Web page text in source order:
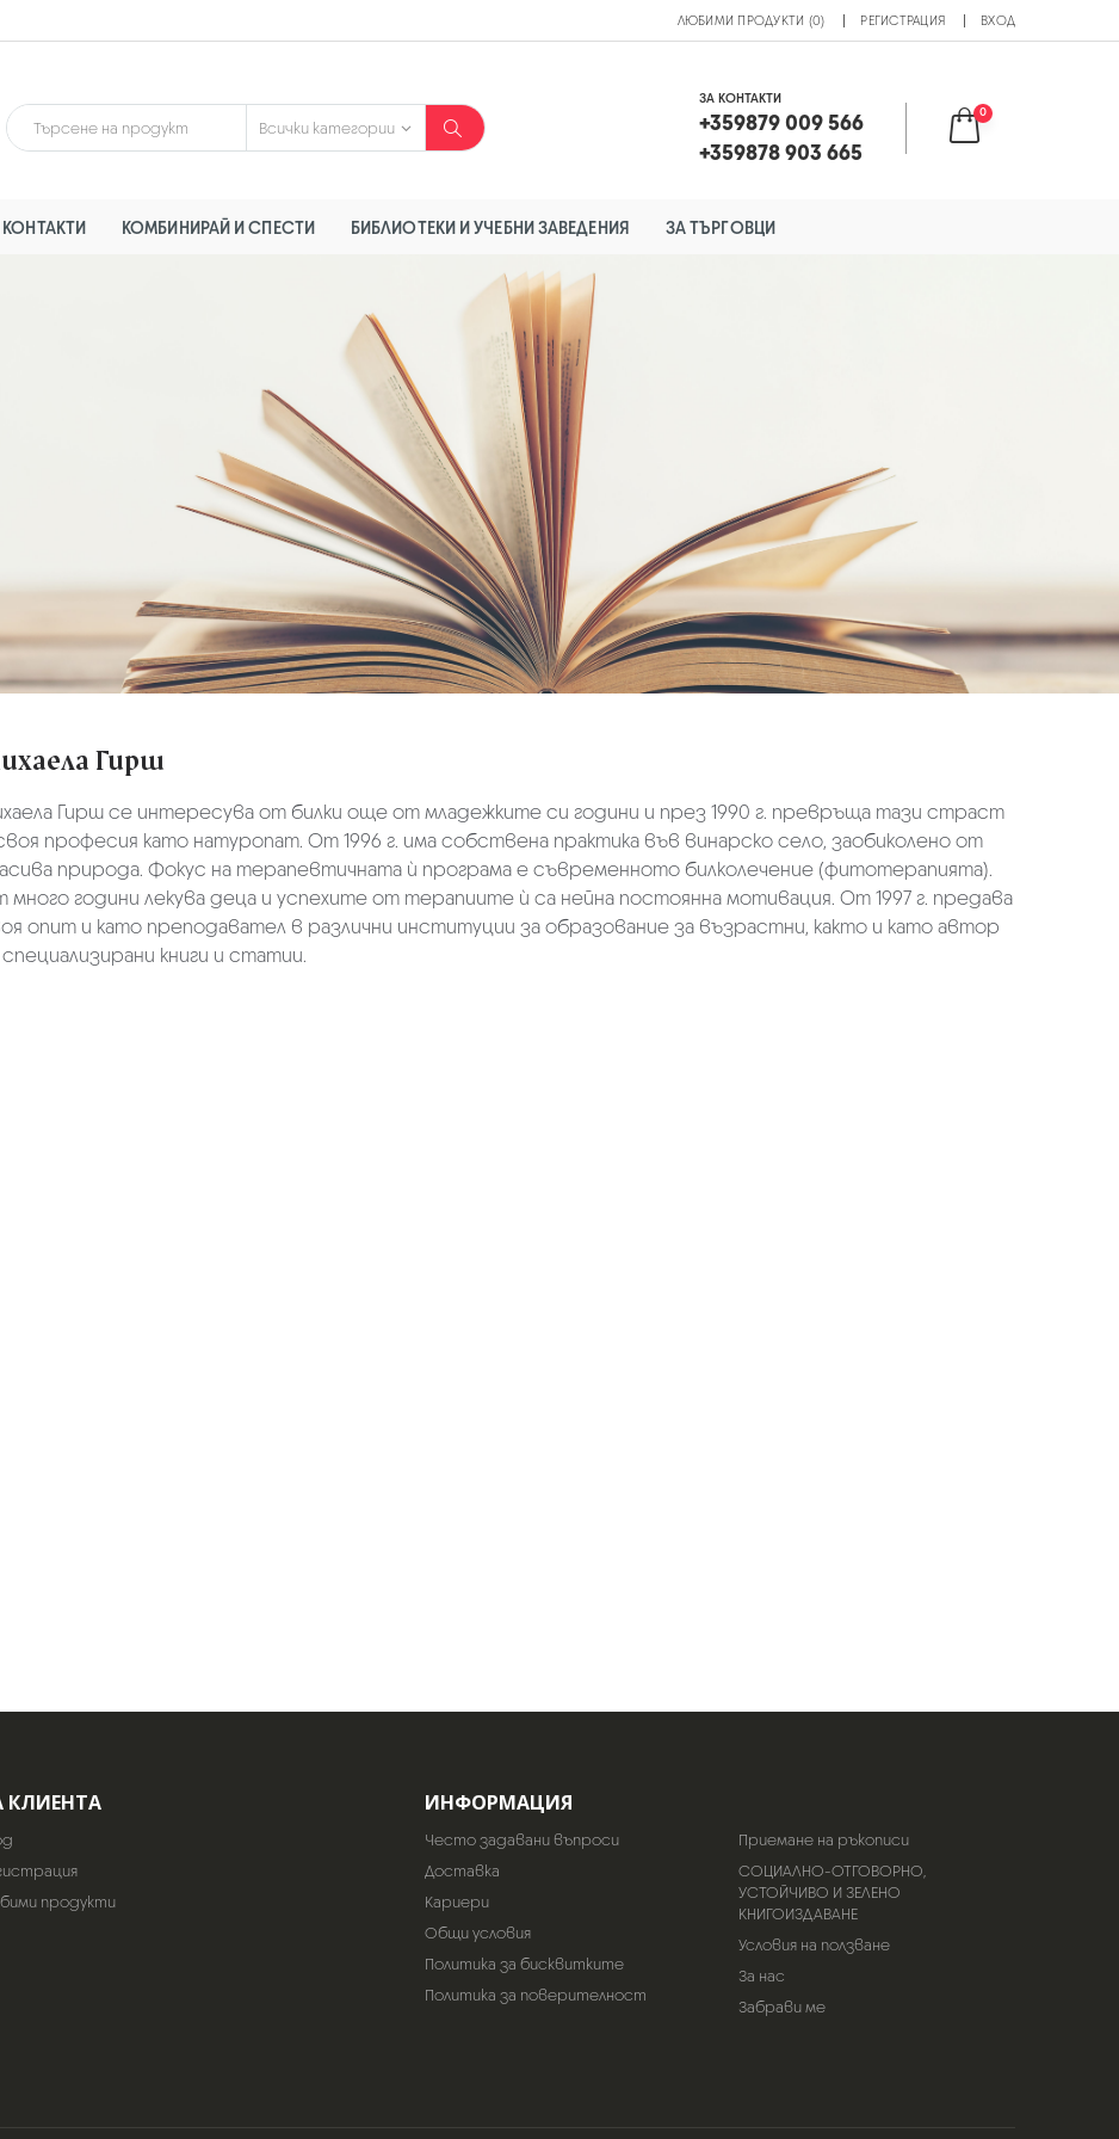
ЛЮБИМИ ПРОДУКТИ (0) РЕГИСТРАЦИЯ ВХОД
ЗА КОНТАКТИ
+359879 009 566
+359878 903 665
0
КОНТАКТИ КОМБИНИРАЙ И СПЕСТИ БИБЛИОТЕКИ И УЧЕБНИ ЗАВЕДЕНИЯ ЗА ТЪРГОВЦИ
Гирш
Гирш се интересува от билки още от младежките си години и през 1990 г. превръща тази страст
професия като натуропат. От 1996 г. има собствена практика във винарско село, заобиколено от
природа. Фокус на терапевтичната ѝ програма е съвременното билколечение (фитотерапията).
много години лекува деца и успехите от терапиите ѝ са нейна постоянна мотивация. От 1997 г. предава
опит и като преподавател в различни институции за образование за възрастни, както и като автор
специализирани книги и статии.
КЛИЕНТА
продукти
ИНФОРМАЦИЯ
Често задавани въпроси
Доставка
Кариери
Общи условия
Политика за бисквитките
Политика за поверителност
Приемане на ръкописи
СОЦИАЛНО-ОТГОВОРНО,
УСТОЙЧИВО И ЗЕЛЕНО
КНИГОИЗДАВАНЕ
Условия на ползване
За нас
Забрави ме